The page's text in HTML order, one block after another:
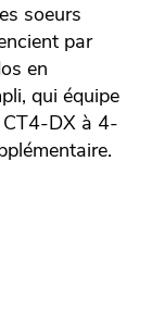
soeurs
par
en
qui équipe
CT4-DX à 4-